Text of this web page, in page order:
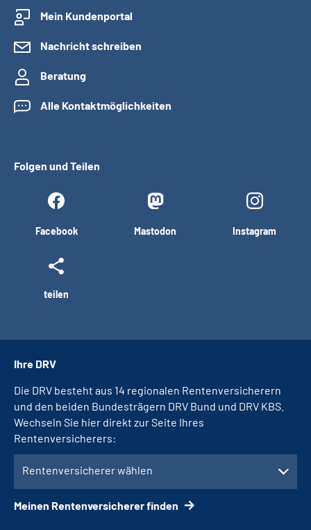
Mein Kundenportal
Nachricht schreiben
Beratung
Alle Kontaktmöglichkeiten
Folgen und Teilen
Facebook Mastodon Instagram
teilen
Ihre DRV
Die DRV besteht aus 14 regionalen Rentenversicherern
und den beiden Bundesträgern DRV Bund und DRV KBS.
Wechseln Sie hier direkt zur Seite Ihres
Rentenversicherers:
Rentenversicherer wählen
Meinen Rentenversicherer finden